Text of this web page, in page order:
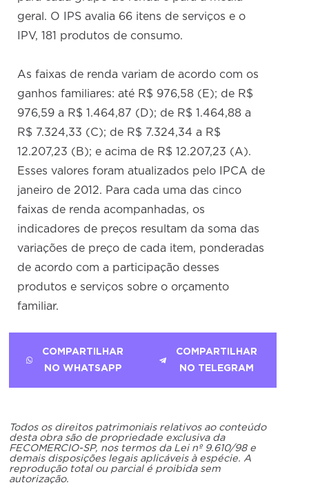
geral. O IPS avalia 66 itens de serviços e o
IPV, 181 produtos de consumo.
As faixas de renda variam de acordo com os
ganhos familiares: até R$ 976,58 (E); de R$
976,59 a R$ 1.464,87 (D); de R$ 1.464,88 a
R$ 7.324,33 (C); de R$ 7.324,34 a R$
12.207,23 (B); e acima de R$ 12.207,23 (A).
Esses valores foram atualizados pelo IPCA de
janeiro de 2012. Para cada uma das cinco
faixas de renda acompanhadas, os
indicadores de preços resultam da soma das
variações de preço de cada item, ponderadas
de acordo com a participação desses
produtos e serviços sobre o orçamento
familiar.
COMPARTILHAR
NO WHATSAPP
COMPARTILHAR
NO TELEGRAM
Todos os direitos patrimoniais relativos ao conteúdo
desta obra são de propriedade exclusiva da
FECOMERCIO-SP, nos termos da Lei nº 9.610/98 e
demais disposições legais aplicáveis à espécie. A
reprodução total ou parcial é proibida sem
autorização.